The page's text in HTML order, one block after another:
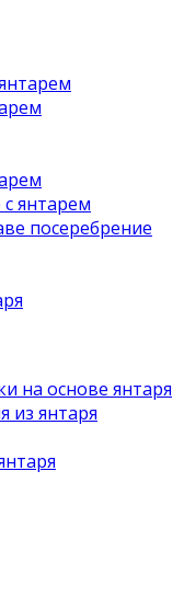
янтарем
посеребрение
на основе янтаря
из янтаря